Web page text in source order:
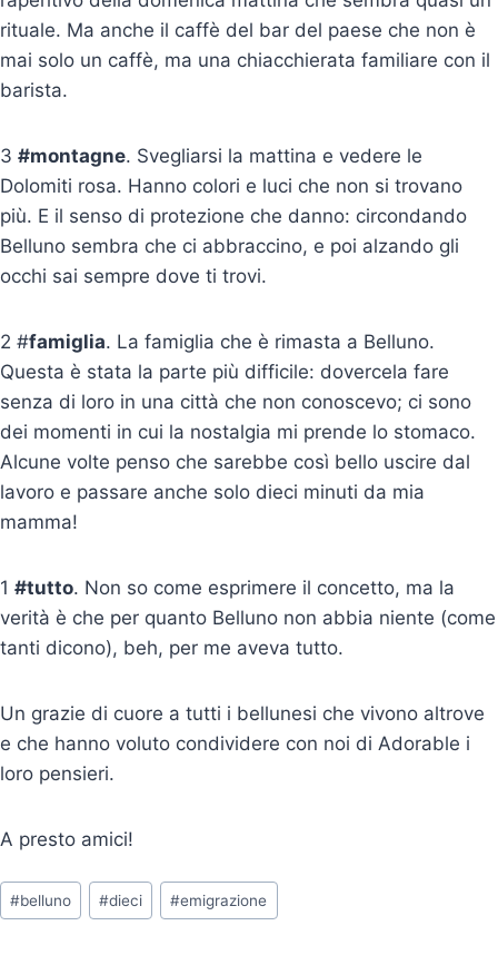
rituale. Ma anche il caffè del bar del paese che non è
mai solo un caffè, ma una chiacchierata familiare con il
barista.
3 #montagne. Svegliarsi la mattina e vedere le
Dolomiti rosa. Hanno colori e luci che non si trovano
più. E il senso di protezione che danno: circondando
Belluno sembra che ci abbraccino, e poi alzando gli
occhi sai sempre dove ti trovi.
2 #famiglia. La famiglia che è rimasta a Belluno.
Questa è stata la parte più difficile: dovercela fare
senza di loro in una città che non conoscevo; ci sono
dei momenti in cui la nostalgia mi prende lo stomaco.
Alcune volte penso che sarebbe così bello uscire dal
lavoro e passare anche solo dieci minuti da mia
mamma!
1 #tutto. Non so come esprimere il concetto, ma la
verità è che per quanto Belluno non abbia niente (come
tanti dicono), beh, per me aveva tutto.
Un grazie di cuore a tutti i bellunesi che vivono altrove
e che hanno voluto condividere con noi di Adorable i
loro pensieri.
A presto amici!
Tag
articolo:
#belluno #dieci #emigrazione